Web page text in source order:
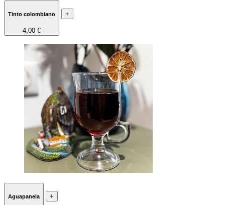
Tinto colombiano
4,00 €
+
Aguapanela +